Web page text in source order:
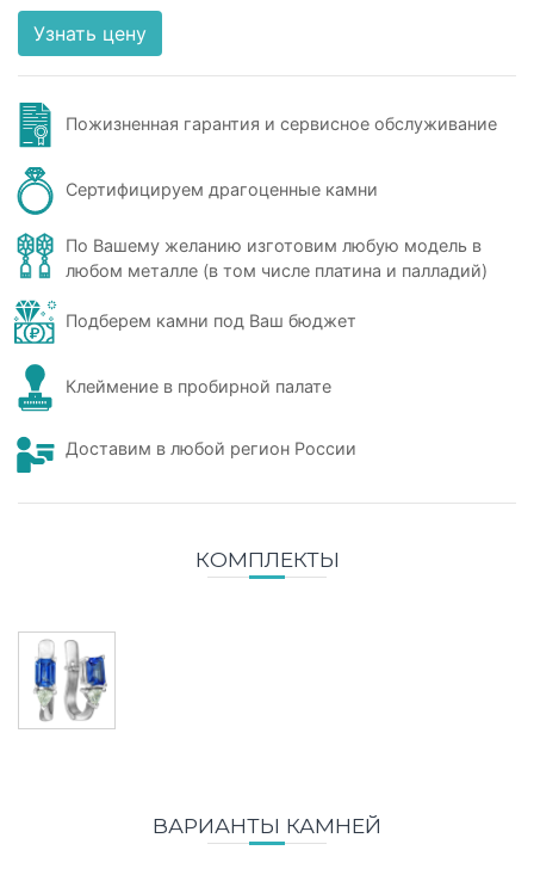
Узнать цену
Пожизненная гарантия и сервисное обслуживание
Сертифицируем драгоценные камни
По Вашему желанию изготовим любую модель в
любом металле (в том числе платина и палладий)
Подберем камни под Ваш бюджет
Клеймение в пробирной палате
Доставим в любой регион России
КОМПЛЕКТЫ
ВАРИАНТЫ КАМНЕЙ